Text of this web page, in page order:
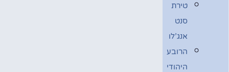
טירת
סנט
אנג’לו
הרובע
היהודי